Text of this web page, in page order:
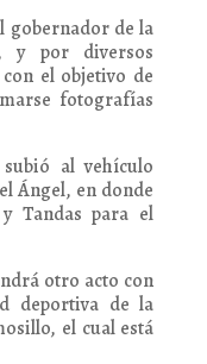
gobernador de la
y por diversos
el objetivo de
fotografías
al vehículo
Ángel, en donde
Tandas para el
otro acto con
deportiva de la
el cual está